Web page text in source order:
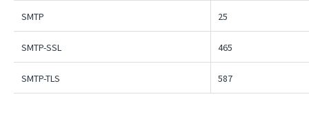
SMTP 25
SMTP-SSL 465
SMTP-TLS 587